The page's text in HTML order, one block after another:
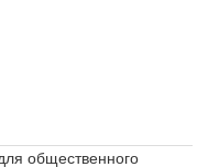
общественного